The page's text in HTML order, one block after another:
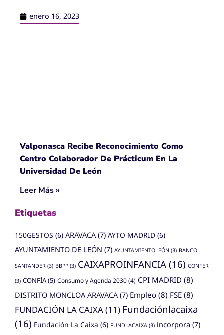
enero 16, 2023
Valponasca Recibe Reconocimiento Como
Centro Colaborador De Prácticum En La
Universidad De León
Leer Más »
Etiquetas
150GESTOS (6) ARAVACA (7) AYTO MADRID (6)
AYUNTAMIENTO DE LEÓN (7) AYUNTAMIENTOLEÓN (3) BANCO
SANTANDER (3) BBPP (3) CAIXAPROINFANCIA (16) CONFER
(3) CONFÍA(5) Consumo y Agenda 2030(4) CPI MADRID (8)
DISTRITO MONCLOA ARAVACA (7) Empleo (8) FSE (8)
FUNDACIÓN LA CAIXA(11) Fundaciónlacaixa
(16) Fundación La Caixa (6) FUNDLACAIXA (3) incorpora (7)